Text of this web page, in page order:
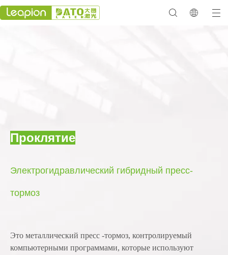
Проклятие
Электрогидравлический гибридный пресс-
тормоз
Это металлический пресс -тормоз, контролируемый
компьютерными программами, которые используют